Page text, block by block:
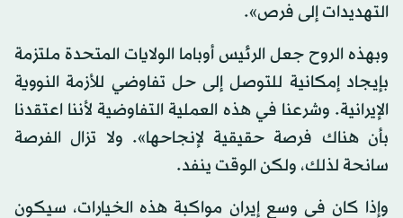
التهديدات إلى فرص».
وبهذه الروح جعل الرئيس أوباما الولايات المتحدة ملتزمة
بإيجاد إمكانية للتوصل إلى حل تفاوضي للأزمة النووية
الإيرانية. وشرعنا في هذه العملية التفاوضية لأننا اعتقدنا
بأن هناك فرصة حقيقية لإنجاحها». ولا تزال الفرصة
سانحة لذلك، ولكن الوقت ينفد.
وإذا كان في وسع إيران مواكبة هذه الخيارات، سيكون